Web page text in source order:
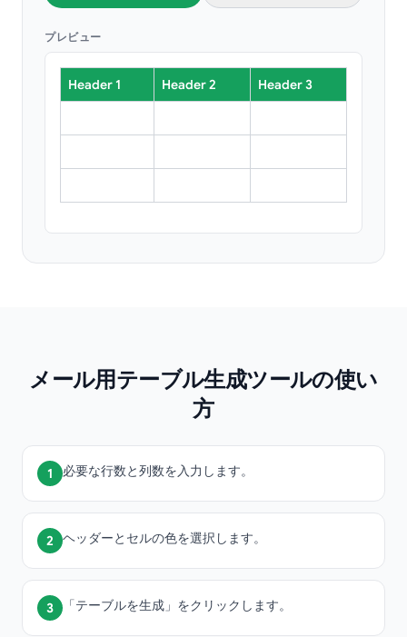
プレビュー
Header 1 Header 2 Header 3
メール用テーブル生成ツールの使い
方
1 必要な行数と列数を入力します。
2 ヘッダーとセルの色を選択します。
3 「テーブルを生成」をクリックします。